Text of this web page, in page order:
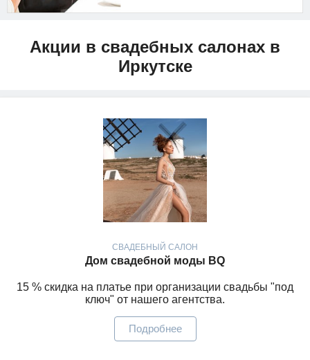
Акции в свадебных салонах в
Иркутске
СВАДЕБНЫЙ САЛОН
Дом свадебной моды BQ
15 % скидка на платье при организации свадьбы "под
ключ" от нашего агентства.
Подробнее